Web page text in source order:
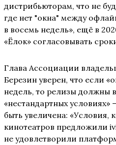
дистрибьюторам, что не
где нет "окна" между
в восемь недель», ещё в
«Ёлок» согласовывать
Глава Ассоциации
Березин уверен, что если
недель, то релизы должны
«нестандартных
быть увеличена: «Условия,
кинотеатров предложили
не удовлетворили